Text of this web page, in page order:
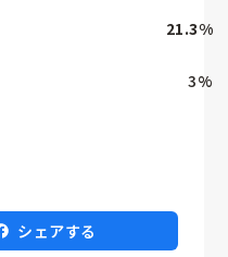
21.3%
3%
シェアする